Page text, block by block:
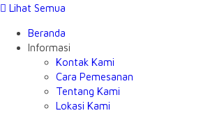
Lihat Semua
Beranda
Informasi
Kontak Kami
Cara Pemesanan
Tentang Kami
Lokasi Kami